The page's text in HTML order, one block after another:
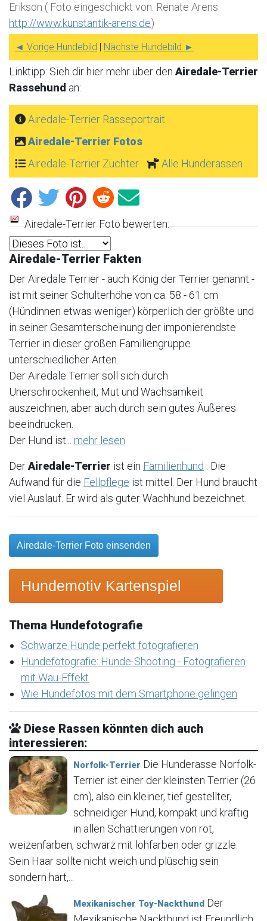
Erikson ( Foto eingeschickt von: Renate Arens
http://www.kunstantik-arens.de)
◄ Vorige Hundebild | Nächste Hundebild ►
Linktipp: Sieh dir hier mehr über den Airedale-Terrier
Rassehund an:
Airedale-Terrier Rasseportrait
Airedale-Terrier Fotos
Airedale-Terrier Züchter
Alle Hunderassen
Airedale-Terrier Foto bewerten:
Airedale-Terrier Fakten
Der Airedale Terrier - auch König der Terrier genannt -
ist mit seiner Schulterhöhe von ca. 58 - 61 cm
(Hündinnen etwas weniger) körperlich der größte und
in seiner Gesamterscheinung der imponierendste
Terrier in dieser großen Familiengruppe
unterschiedlicher Arten.
Der Airedale Terrier soll sich durch
Unerschrockenheit, Mut und Wachsamkeit
auszeichnen, aber auch durch sein gutes Äußeres
beeindrucken.
Der Hund ist... mehr lesen
DerAiredale-Terrier ist ein Familienhund . Die
Aufwand für die Fellpflege ist mittel. Der Hund braucht
viel Auslauf. Er wird als guter Wachhund bezeichnet.
Airedale-Terrier Foto einsenden
Hundemotiv Kartenspiel
Thema Hundefotografie
Schwarze Hunde perfekt fotografieren
Hundefotografie: Hunde-Shooting - Fotografieren
mit Wau-Effekt
Wie Hundefotos mit dem Smartphone gelingen
Diese Rassen könnten dich auch
interessieren:
Norfolk-Terrier Die Hunderasse Norfolk-
Terrier ist einer der kleinsten Terrier (26
cm), also ein kleiner, tief gestellter,
schneidiger Hund, kompakt und kräftig
in allen Schattierungen von rot,
weizenfarben, schwarz mit lohfarben oder grizzle.
Sein Haar sollte nicht weich und plüschig sein
sondern hart,...
Mexikanischer Toy-Nackthund Der